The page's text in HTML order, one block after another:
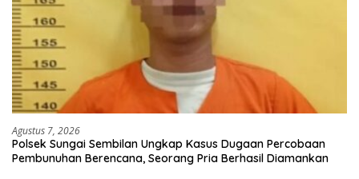
Agustus 7, 2026
Polsek Sungai Sembilan Ungkap Kasus Dugaan Percobaan
Pembunuhan Berencana, Seorang Pria Berhasil Diamankan